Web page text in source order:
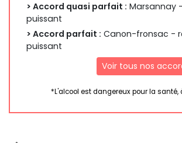
> Accord quasi parfait : Marsannay
puissant
> Accord parfait : Canon-fronsac -
puissant
Voir tous nos
*L'alcool est dangereux pour la